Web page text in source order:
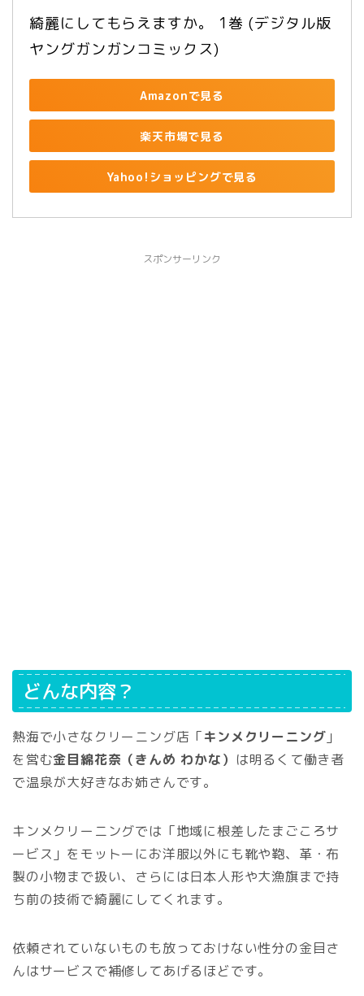
綺麗にしてもらえますか。 1巻 (デジタル版
ヤングガンガンコミックス)
Amazonで見る
楽天市場で見る
Yahoo!ショッピングで見る
スポンサーリンク
どんな内容？
熱海で小さなクリーニング店「キンメクリーニング 」
を営む金目綿花奈（きんめ わかな） は明るくて働き者
で温泉が大好きなお姉さんです。
キンメクリーニングでは「地域に根差したまごころサ
ービス」をモットーにお洋服以外にも靴や鞄、革・布
製の小物まで扱い、さらには日本人形や大漁旗まで持
ち前の技術で綺麗にしてくれます。
依頼されていないものも放っておけない性分の金目さ
んはサービスで補修してあげるほどです。